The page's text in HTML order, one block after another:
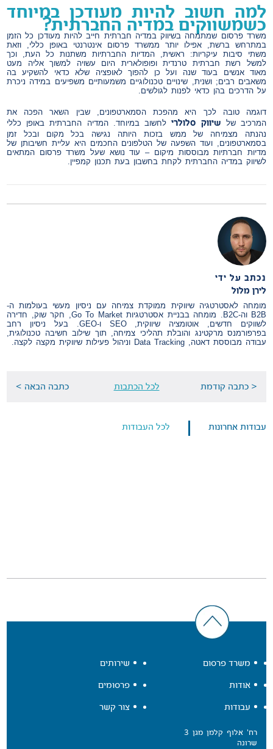
למה חשוב להיות מעודכן במיוחד
כשמשווקים במדיה החברתית?
משרד פרסום שמתמחה בשיווק במדיה חברתית חייב להיות מעודכן כל הזמן
במתרחש ברשת, אפילו יותר ממשרד פרסום אינטרנטי באופן כללי, וזאת
משתי סיבות עיקריות: ראשית, המדיות החברתיות משתנות כל העת, וכך
למשל רשת חברתית טרנדית ופופולארית היום עשויה למשוך אליה מעט
מאוד אנשים בעוד שנה ועל כן להפוך לאופציה שלא כדאי להשקיע בה
משאבים רבים; ושנית, שינויים טכנולוגיים משמעותיים משפיעים במידה ניכרת
על הדרכים בהן כדאי לפנות לגולשים.
דוגמה טובה לכך היא מהפכת הסמארטפונים, שבין השאר הפכה את
המרכיב של שיווק סלולרילחשוב במיוחד. המדיה החברתית באופן כללי
נהנתה מצמיחה של ממש בזכות היותה נגישה בכל מקום ובכל זמן
בסמארטפונים, ועוד השפעה של הטלפונים החכמים היא עליית חשיבותן של
מדיות חברתיות מבוססות מיקום – עוד נושא שעל משרד פרסום המתאים
לשיווק במדיה החברתית לקחת בחשבון בעת תכנון קמפיין.
נכתב על ידי
לירן מלול
מומחה לאסטרטגיה שיווקית ממוקדת צמיחה עם ניסיון מעשי בעולמות ה-
B2B וה-B2C. מומחה בבניית אסטרטגיות Go To Market, חקר שוק, חדירה
לשווקים חדשים, אוטומציה שיווקית, SEO ו-GEO. בעל ניסיון רחב
בפרפורמנס מרקטינג והובלת תהליכי צמיחה, תוך שילוב חשיבה טכנולוגית,
עבודה מבוססת דאטה, Data Tracking וניהול פעילות שיווקית מקצה לקצה.
< כתבה קודמת לכל הכתבות כתבה הבאה >
עבודות אחרונות לכל העבודות
משרד פרסום
אודות
עבודות
שירותים
פרסומים
צור קשר
רח' אלוף קלמן מגן 3
שרונה